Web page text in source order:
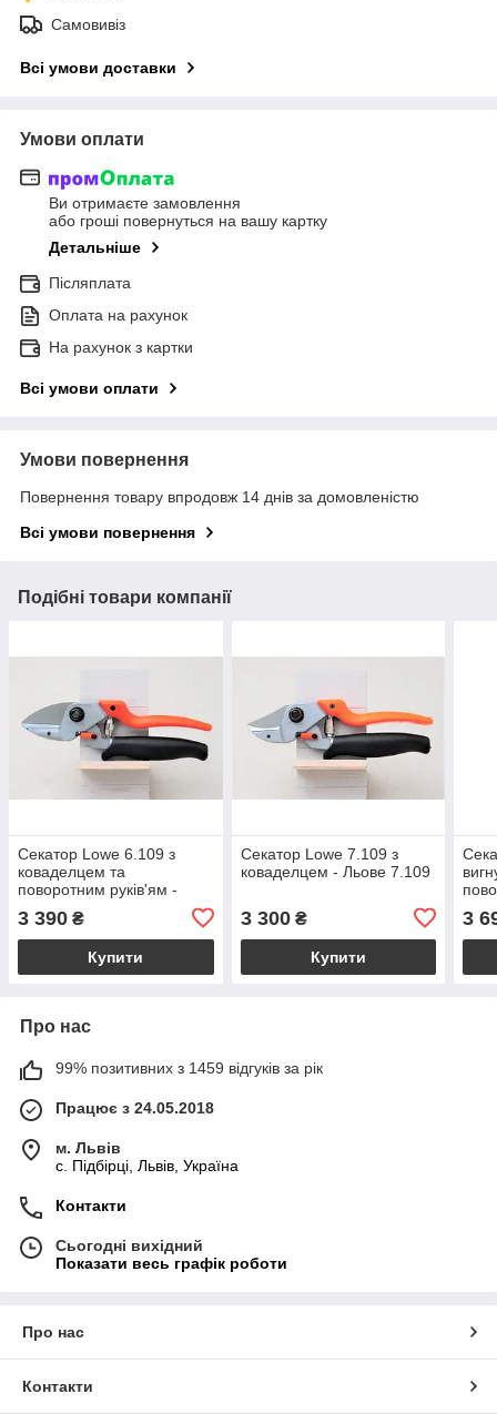
Самовивіз
Всі умови доставки
Умови оплати
Ви отримаєте замовлення
або гроші повернуться на вашу картку
Детальніше
Післяплата
Оплата на рахунок
На рахунок з картки
Всі умови оплати
Умови повернення
Повернення товару впродовж 14 днів за домовленістю
Всі умови повернення
Подібні товари компанії
Секатор Lowe 6.109 з
коваделцем та
поворотним руків'ям -
3 390 ₴
Купити
Секатор Lowe 7.109 з
коваделцем - Льове 7.109
3 300₴
Купити
3
Про нас
99% позитивних з 1459 відгуків за рік
Працює з 24.05.2018
м. Львів
c. Підбірці, Львів, Україна
Контакти
Сьогодні вихідний
Показати весь графік роботи
Про нас
Контакти